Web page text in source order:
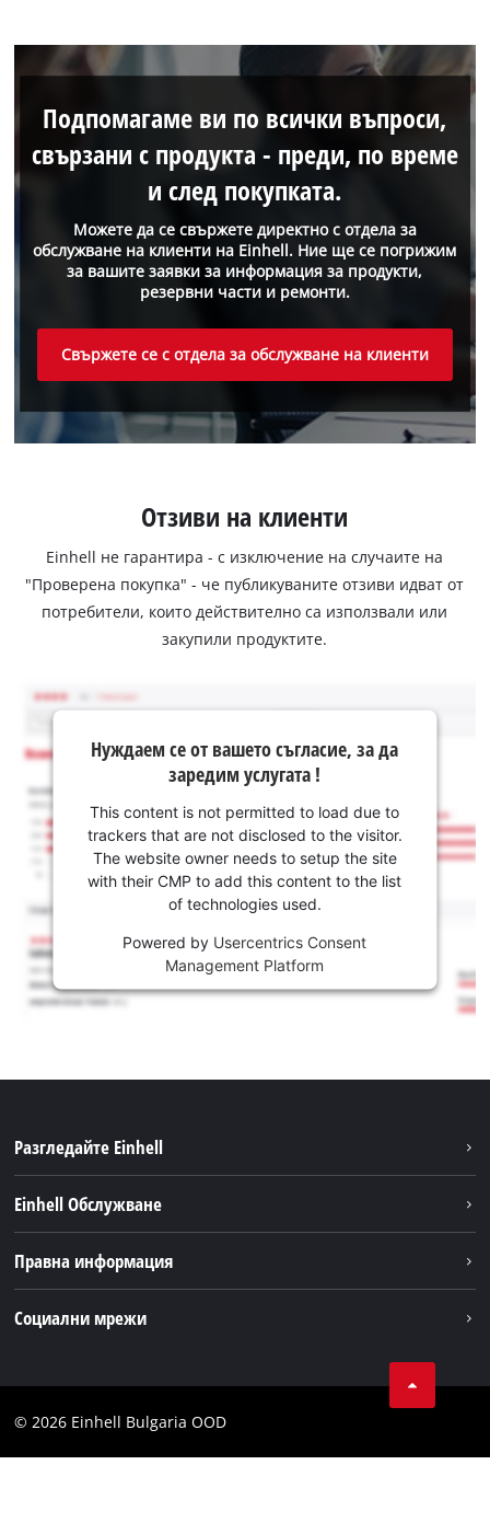
Можете да се свържете директно с отдела за
обслужване на клиенти на Einhell. Ние ще се погрижим
за вашите заявки за информация за продукти,
резервни части и ремонти.
Подпомагаме ви по всички въпроси,
свързани с продукта - преди, по време
и след покупката.
Свържете се с отдела за обслужване на клиенти
Отзиви на клиенти
Einhell не гарантира - с изключение на случаите на
"Проверена покупка" - че публикуваните отзиви идват от
потребители, които действително са използвали или
закупили продуктите.
Нуждаем се от вашето съгласие, за да
заредим услугата !
This content is not permitted to load due to
trackers that are not disclosed to the visitor.
The website owner needs to setup the site
with their CMP to add this content to the list
of technologies used.
Powered by Usercentrics Consent
Management Platform
Разгледайте Einhell
За нас
Einhell Обслужване
Намиране на дилъри
Правна информация
Контакти
Социални мрежи
YouТube канал на Einhell
© 2026 Einhell Bulgaria OOD